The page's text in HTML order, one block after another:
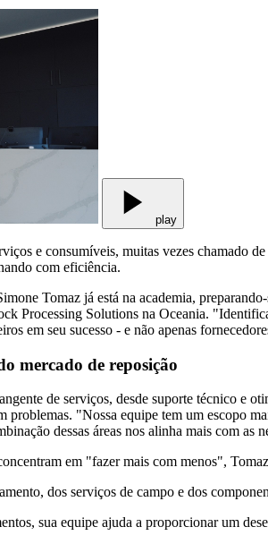
play
e consumíveis, muitas vezes chamado
com eficiência.
Tomaz já está na academia,
Processing Solutions na Oceania.
em seu sucesso - e não apenas
mercado de reposição
de serviços, desde suporte técnico e
problemas. "Nossa equipe tem um escopo
dessas áreas nos alinha mais com as
em "fazer mais com menos",
dos serviços de campo e dos
sua equipe ajuda a proporcionar um